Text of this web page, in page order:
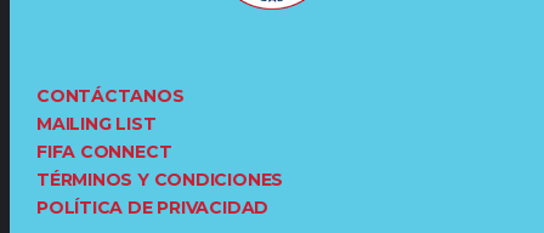
CONTÁCTANOS
MAILING LIST
FIFA CONNECT
TÉRMINOS Y CONDICIONES
POLÍTICA DE PRIVACIDAD